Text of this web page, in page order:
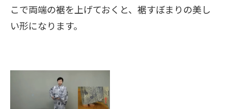
こで両端の裾を上げておくと、裾すぼまりの美し
い形になります。